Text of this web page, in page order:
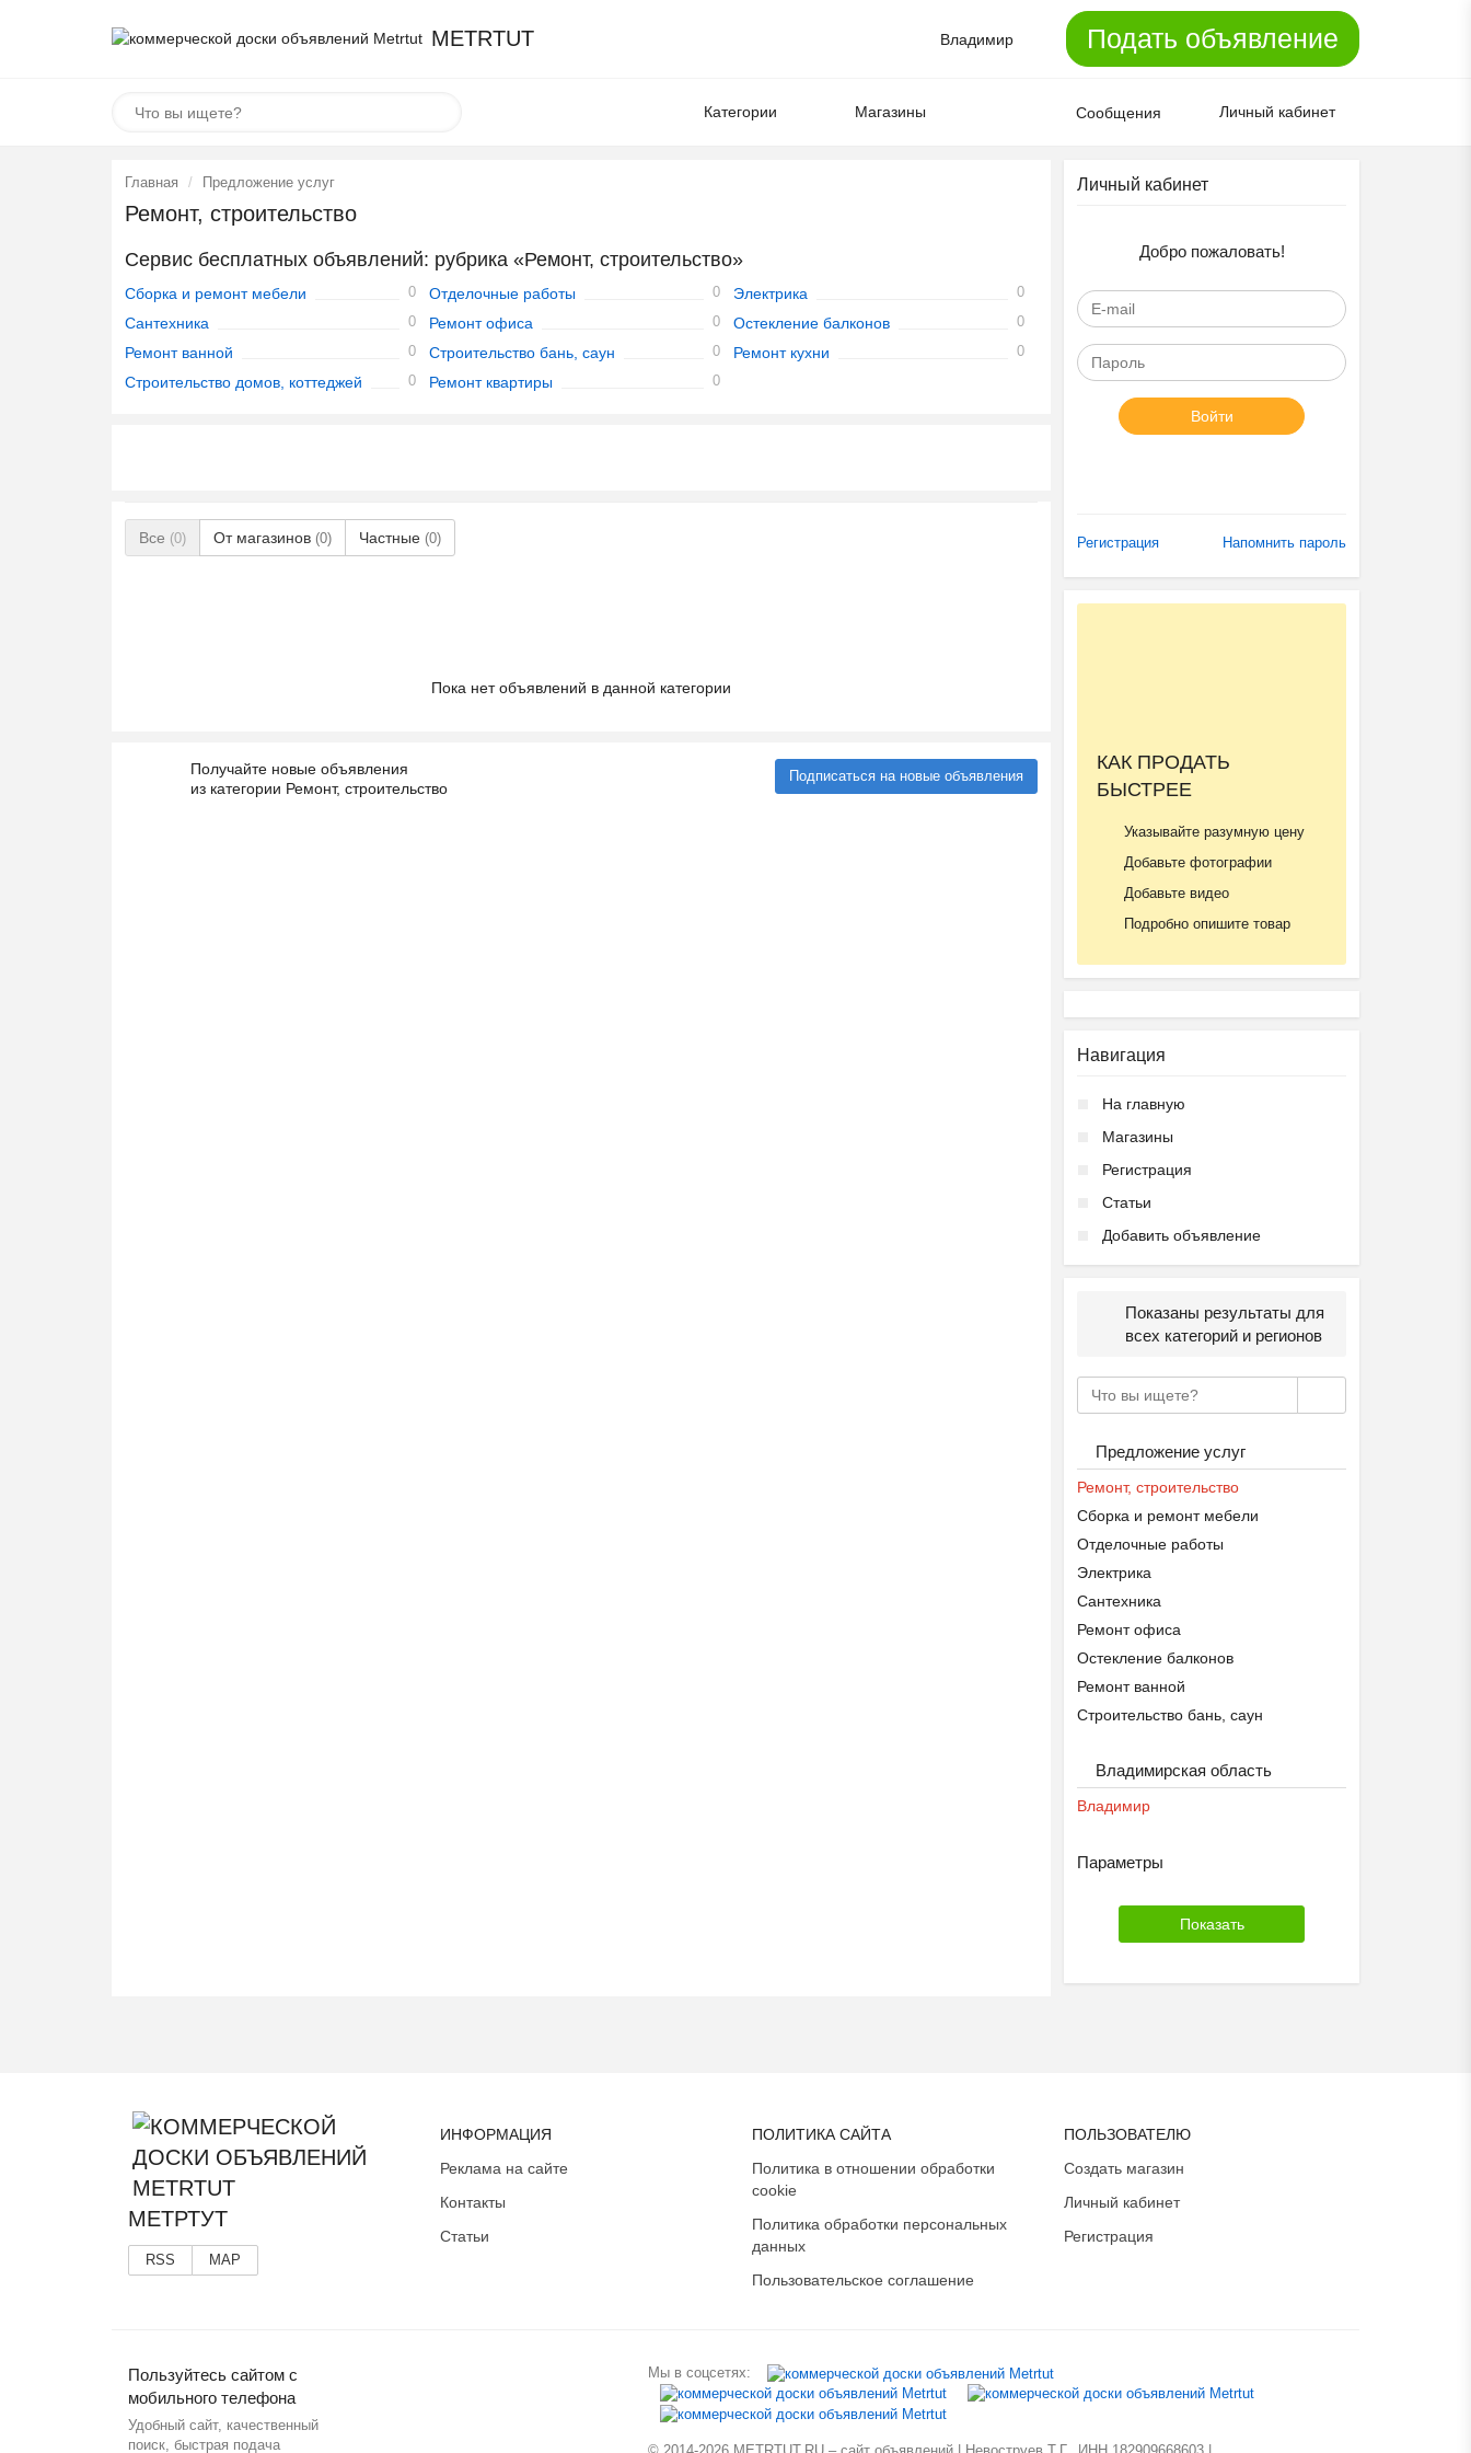
METRTUT Владимир Подать объявление
Категории Магазины Сообщения Личный кабинет
Главная Предложение услуг
Ремонт, строительство
Сервис бесплатных объявлений: рубрика «Ремонт, строительство»
Сборка и ремонт мебели 0 Отделочные работы 0 Электрика 0
Сантехника 0 Ремонт офиса 0 Остекление балконов 0
Ремонт ванной 0 Строительство бань, саун 0 Ремонт кухни 0
Строительство домов, коттеджей 0 Ремонт квартиры 0
Все (0) От магазинов (0) Частные (0)
Пока нет объявлений в данной категории
Получайте новые объявления
из категории Ремонт, строительство
Подписаться на новые объявления
Личный кабинет
Добро пожаловать!
Войти
Регистрация Напомнить пароль
КАК ПРОДАТЬ
БЫСТРЕЕ
Указывайте разумную цену
Добавьте фотографии
Добавьте видео
Подробно опишите товар
Навигация
На главную
Магазины
Регистрация
Статьи
Добавить объявление
Показаны результаты для
всех категорий и регионов
Предложение услуг
Ремонт, строительство
Сборка и ремонт мебели
Отделочные работы
Электрика
Сантехника
Ремонт офиса
Остекление балконов
Ремонт ванной
Строительство бань, саун
Строительство домов, коттеджей
Ремонт квартиры
Владимирская область
Владимир
Параметры
МЕТРТУТ
RSS MAP
ИНФОРМАЦИЯ
Реклама на сайте
Контакты
Статьи
ПОЛИТИКА САЙТА
Политика в отношении обработки
cookie
Политика обработки персональных
данных
Пользовательское соглашение
ПОЛЬЗОВАТЕЛЮ
Создать магазин
Личный кабинет
Регистрация
Пользуйтесь сайтом с
мобильного телефона
Удобный сайт, качественный
поиск, быстрая подача
Мы в соцсетях: